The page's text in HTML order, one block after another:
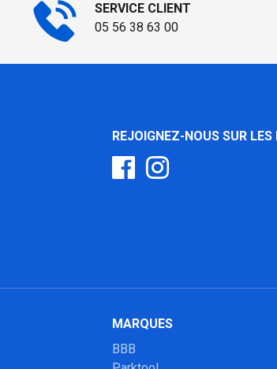
SERVICE CLIENT
05 56 38 63 00
REJOIGNEZ-NOUS SUR
MARQUES
BBB